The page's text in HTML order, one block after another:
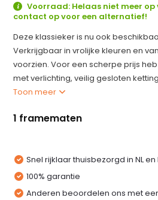
Voorraad: Helaas niet meer op
contact op voor een alternatief!
Deze klassieker is nu ook
Verkrijgbaar in vrolijke kleuren en
voorzien. Voor een scherpe prijs
met verlichting, veilig gesloten
Toon meer
1 framematen
Snel rijklaar thuisbezorgd in NL en
100% garantie
Anderen beoordelen ons met